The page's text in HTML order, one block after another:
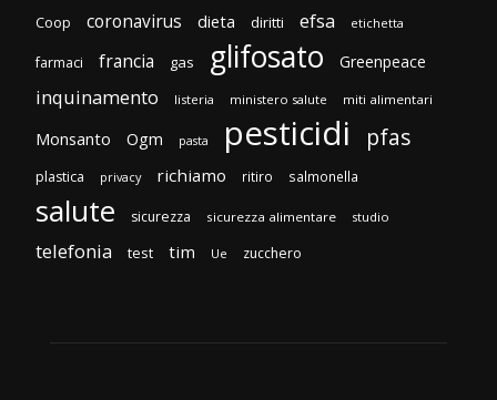
Coop coronavirus dieta diritti efsa etichetta
farmaci francia gas glifosato Greenpeace
inquinamento listeria ministero salute miti alimentari
Monsanto Ogm pasta pesticidi pfas
plastica privacy richiamo ritiro salmonella
salute sicurezza sicurezza alimentare studio
telefonia test tim Ue zucchero